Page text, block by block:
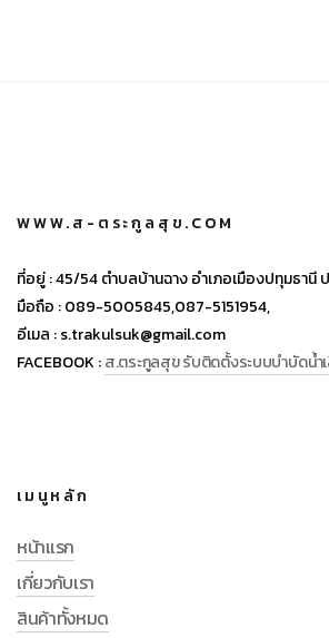
WWW.ส-ตระกูลสุข.COM
ที่อยู่ :45/54 ตำบลบ้านฉาง อำเภอเมืองปทุมธานี
มือถือ :089-5005845,087-
อีเมล :s.trakulsuk@gmail.com
FACEBOOK :ส.ตระกูลสุข รับติดตั้งระบบบำบัดน้ำ
เมนูหลัก
หน้าแรก
เกี่ยวกับเรา
สินค้าทั้งหมด